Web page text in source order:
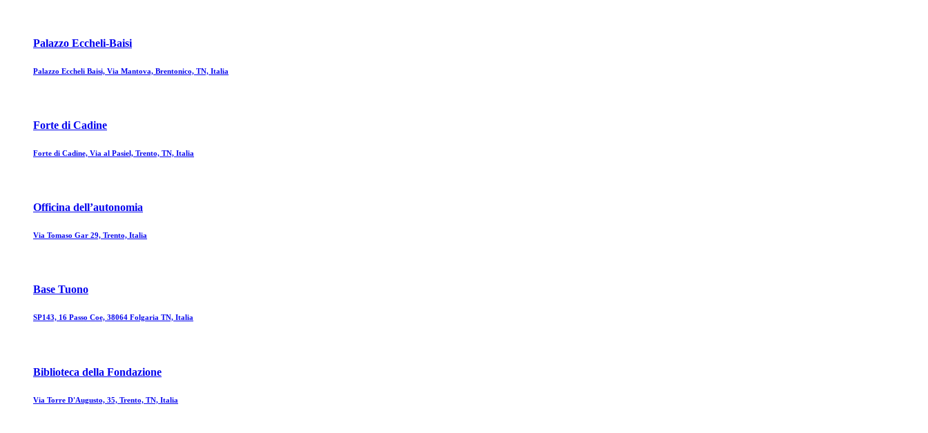
Palazzo Eccheli-Baisi
Palazzo Eccheli Baisi, Via Mantova, Brentonico, TN, Italia
Forte di Cadine
Forte di Cadine, Via al Pasiel, Trento, TN, Italia
Officina dell’autonomia
Via Tomaso Gar 29, Trento, Italia
Base Tuono
SP143, 16 Passo Coe, 38064 Folgaria TN, Italia
Biblioteca della Fondazione
Via Torre D'Augusto, 35, Trento, TN, Italia